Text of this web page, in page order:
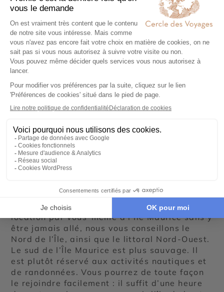
Dans quelle partie de l’Île
Maurice réserver une villa
en location ?
Si vous souhaitez réserver une villa en
location par vous-même à l’Île Maurice sans y
être jamais allé, nous vous conseillons le
Nord de l’Île, ainsi que le littoral Nord-Ouest.
Le sud de l’Île Maurice est plus sauvage. Il
est plutôt réservé aux activités nautiques et
de randonnées. Vous pourrez de toute façon
le rejoindre facilement : il suffit d’une heure